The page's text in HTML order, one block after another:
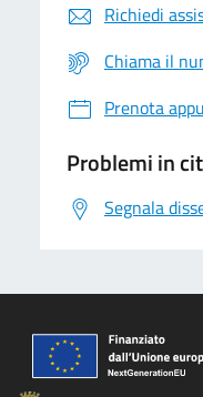
Richiedi
Chiama il
Prenota
Problemi in
Segnala